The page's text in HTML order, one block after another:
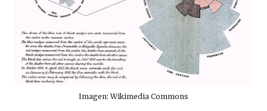
Imagen: Wikimedia Commons